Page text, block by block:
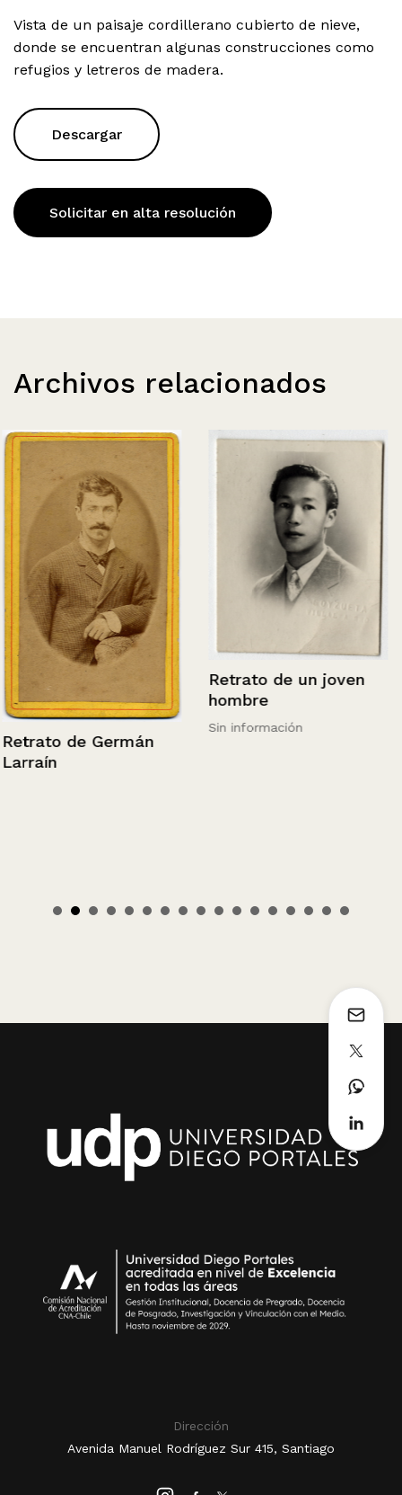
Vista de un paisaje cordillerano cubierto de nieve,
donde se encuentran algunas construcciones como
refugios y letreros de madera.
Descargar
Solicitar en alta resolución
Archivos relacionados
Retrato de Germán
Larraín
Retrato de un joven
hombre
Sin información
Dirección
Avenida Manuel Rodríguez Sur 415, Santiago